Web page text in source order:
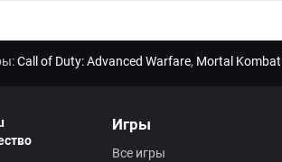
Call of Duty: Advanced Warfare, Mortal
Игры
Все игры